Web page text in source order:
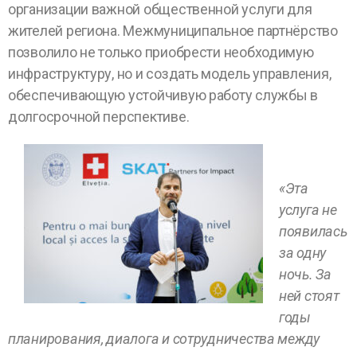
организации важной общественной услуги для
жителей региона. Межмуниципальное партнёрство
позволило не только приобрести необходимую
инфраструктуру, но и создать модель управления,
обеспечивающую устойчивую работу службы в
долгосрочной перспективе.
«Эта
услуга не
появилась
за одну
ночь. За
ней стоят
годы
планирования, диалога и сотрудничества между